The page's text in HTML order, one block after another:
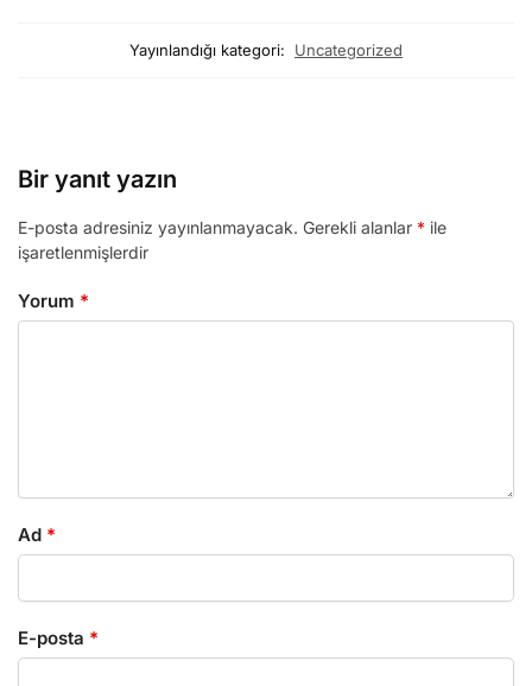
Yayınlandığı kategori: Uncategorized
Bir yanıt yazın
E-posta adresiniz yayınlanmayacak. Gerekli alanlar * ile
işaretlenmişlerdir
Yorum *
Ad *
E-posta *